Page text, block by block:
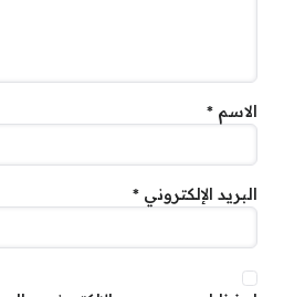
الاسم *
البريد الإلكتروني *